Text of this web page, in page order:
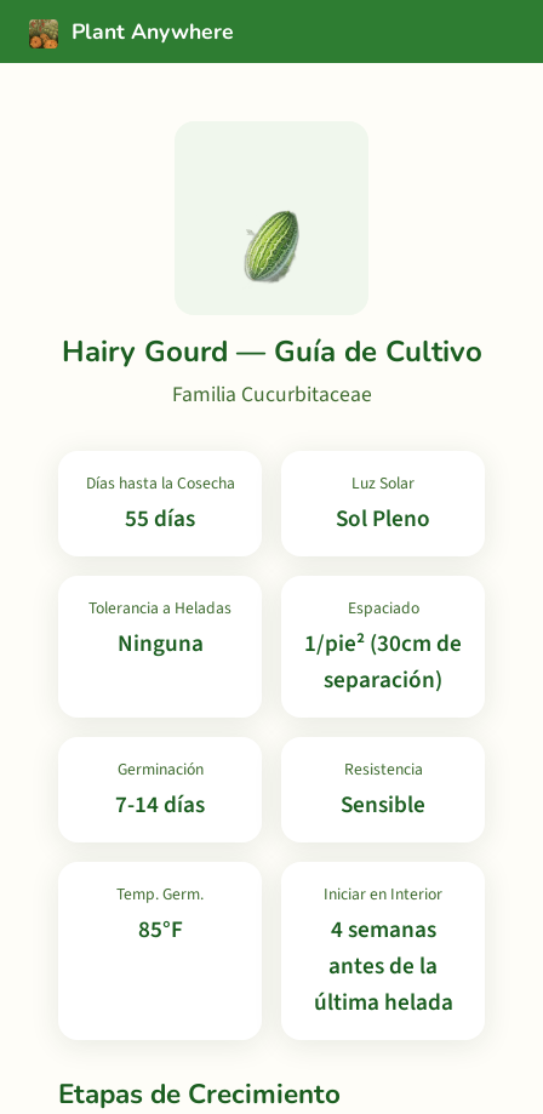
Plant Anywhere
Hairy Gourd — Guía de Cultivo
Familia Cucurbitaceae
Días hasta la Cosecha
55 días
Luz Solar
Sol Pleno
Tolerancia a Heladas
Ninguna
Espaciado
1/pie² (30cm de
separación)
Germinación
7-14 días
Resistencia
Sensible
Temp. Germ.
85°F
Iniciar en Interior
4 semanas
antes de la
última helada
Etapas de Crecimiento